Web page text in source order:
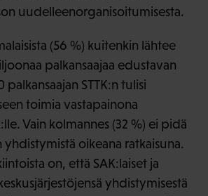
uudelleenorganisoitumisesta.
(56 %) kuitenkin lähtee
palkansaajaa edustavan
palkansaajan STTK:n tulisi
toimia vastapainona
Vain kolmannes (32 %) ei pidä
yhdistymistä oikeana ratkaisuna.
on, että SAK:laiset ja
yhdistymisestä